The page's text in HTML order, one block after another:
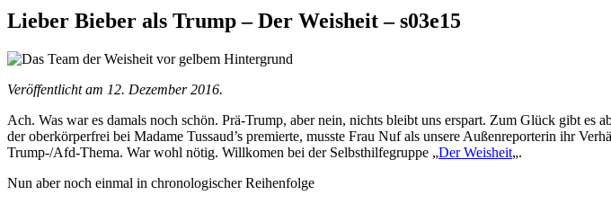
Lieber Bieber als Trump – Der Weisheit – s03e15
Veröffentlicht am 12. Dezember 2016.
Ach. Was war es damals noch schön. Prä-Trump, aber nein, nichts bleibt uns erspart. Zum Glück gibt
der oberkörperfrei bei Madame Tussaud’s premierte, musste Frau Nuf als unsere Außenreporterin ihr
Trump-/Afd-Thema. War wohl nötig. Willkomen bei der Selbsthilfegruppe „Der Weisheit„.
Nun aber noch einmal in chronologischer Reihenfolge